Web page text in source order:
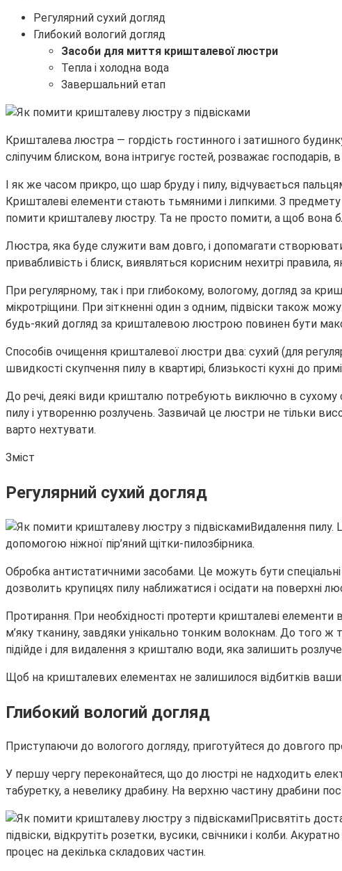
Регулярний сухий догляд
Глибокий вологий догляд
Засоби для миття кришталевої люстри
Тепла і холодна вода
Завершальний етап
Кришталева люстра — гордість гостинного і затишного
сліпучим блиском, вона інтригує гостей, розважає
І як же часом прикро, що шар бруду і пилу, відчувається
Кришталеві елементи стають тьмяними і липкими. З предмету
помити кришталеву люстру. Та не просто помити, а щоб вона
Люстра, яка буде служити вам довго, і допомагати
привабливість і блиск, виявляться корисним нехитрі правила,
При регулярному, так і при глибокому, вологому, догляд за
мікротріщини. При зіткненні один з одним, підвіски також
будь-який догляд за кришталевою люстрою повинен бути
Способів очищення кришталевої люстри два: сухий (для
швидкості скупчення пилу в квартирі, близькості кухні до
До речі, деякі види кришталю потребують виключно в сухому
пилу і утворенню розлучень. Зазвичай це люстри не тільки
варто нехтувати.
Зміст
Регулярний сухий догляд
Видалення пилу.
допомогою ніжної пір’яний щітки-пилозбірника.
Обробка антистатичними засобами. Це можуть бути
дозволить крупицях пилу наближатися і осідати на поверхні
Протирання. При необхідності протерти кришталеві елементи
м’яку тканину, завдяки унікально тонким волокнам. До того ж
підійде і для видалення з кришталю води, яка залишить
Щоб на кришталевих елементах не залишилося відбитків
Глибокий вологий догляд
Приступаючи до вологого догляду, приготуйтеся до довгого
У першу чергу переконайтеся, що до люстрі не надходить
табуретку, а невелику драбину. На верхню частину драбини
Присвятіть
підвіски, відкрутіть розетки, вусики, свічники і колби.
процес на декілька складових частин.